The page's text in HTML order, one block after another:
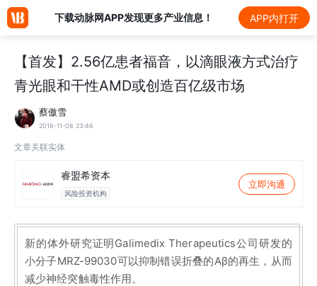
下载动脉网APP发现更多产业信息！ APP内打开
【首发】2.56亿患者福音，以滴眼液方式治疗
青光眼和干性AMD或创造百亿级市场
蔡傲雪
2018-11-08 23:46
文章关联实体
睿盟希资本
风险投资机构
立即沟通
新的体外研究证明Galimedix Therapeutics公司研发的
小分子MRZ-99030可以抑制错误折叠的Aβ的再生，从而
减少神经突触毒性作用。